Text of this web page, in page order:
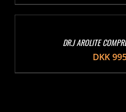
DR.J AROLITE
DKK